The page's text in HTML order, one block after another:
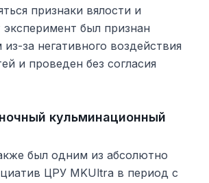
признаки вялости и
эксперимент был признан
за негативного воздействия
и проведен без согласия
кульминационный
был одним из абсолютно
ЦРУ MKUltra в период с